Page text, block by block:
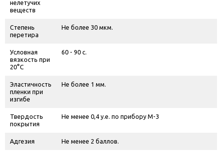
нелетучих
веществ
Степень
перетира
Не более 30 мкм.
Условная
вязкость при
20°С
60 - 90 с.
Эластичность
пленки при
изгибе
Не более 1 мм.
Твердость
покрытия
Не менее 0,4 у.е. по прибору М-3
Адгезия Не менее 2 баллов.